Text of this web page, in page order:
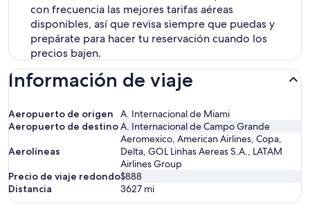
con frecuencia las mejores tarifas aéreas
disponibles, así que revisa siempre que puedas y
prepárate para hacer tu reservación cuando los
precios bajen.
Información de viaje
Aeropuerto de origen
A. Internacional de Miami
Aeropuerto de destinoA. Internacional de Campo Grande
Aerolíneas
Aeromexico, American Airlines, Copa,
Delta, GOL Linhas Aereas S.A., LATAM
Airlines Group
Precio de viaje redondo$888
Distancia
3627 mi